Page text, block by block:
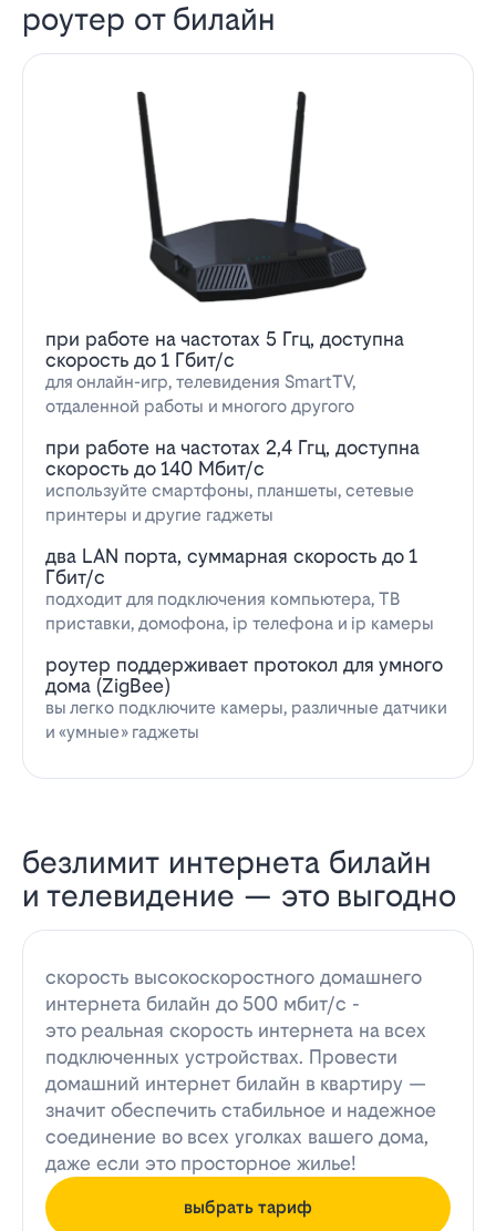
роутер от билайн
при работе на частотах 5 Ггц, доступна
скорость до 1 Гбит/с
для онлайн-игр, телевидения SmartTV,
отдаленной работы и многого другого
при работе на частотах 2,4 Ггц, доступна
скорость до 140 Мбит/с
используйте смартфоны, планшеты, сетевые
принтеры и другие гаджеты
два LAN порта, суммарная скорость до 1
Гбит/с
подходит для подключения компьютера, ТВ
приставки, домофона, ip телефона и ip камеры
роутер поддерживает протокол для умного
дома (ZigBee)
вы легко подключите камеры, различные датчики
и «умные» гаджеты
безлимит интернета билайн
и телевидение — это выгодно
скорость высокоскоростного домашнего
интернета билайн до 500 мбит/с -
это реальная скорость интернета на всех
подключенных устройствах. Провести
домашний интернет билайн в квартиру —
значит обеспечить стабильное и надежное
соединение во всех уголках вашего дома,
даже если это просторное жилье!
выбрать тариф